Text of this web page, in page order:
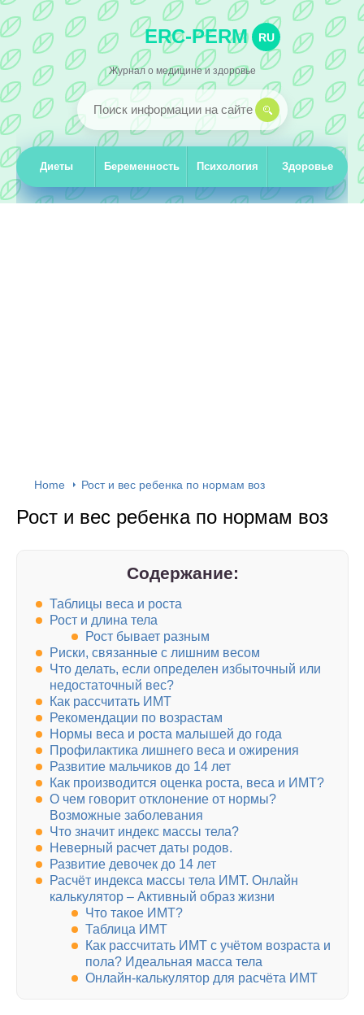
ERC-PERM RU
Журнал о медицине и здоровье
Диеты Беременность Психология Здоровье
Home Рост и вес ребенка по нормам воз
Рост и вес ребенка по нормам воз
Содержание:
Таблицы веса и роста
Рост и длина тела
Рост бывает разным
Риски, связанные с лишним весом
Что делать, если определен избыточный или
недостаточный вес?
Как рассчитать ИМТ
Рекомендации по возрастам
Нормы веса и роста малышей до года
Профилактика лишнего веса и ожирения
Развитие мальчиков до 14 лет
Как производится оценка роста, веса и ИМТ?
О чем говорит отклонение от нормы?
Возможные заболевания
Что значит индекс массы тела?
Неверный расчет даты родов.
Развитие девочек до 14 лет
Расчёт индекса массы тела ИМТ. Онлайн
калькулятор – Активный образ жизни
Что такое ИМТ?
Таблица ИМТ
Как рассчитать ИМТ с учётом возраста и
пола? Идеальная масса тела
Онлайн-калькулятор для расчёта ИМТ